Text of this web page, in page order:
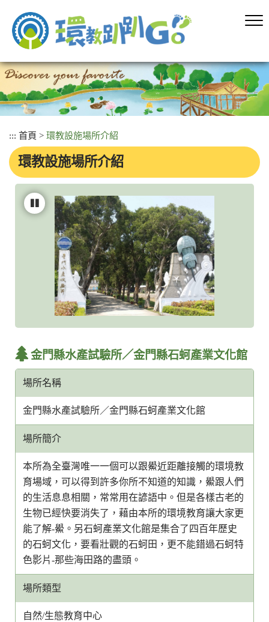
容
塊
::: 首頁 > 環教設施場所介紹
環教設施場所介紹
金門縣水產試驗所／金門縣石蚵產業文化館
場所名稱
金門縣水產試驗所／金門縣石蚵產業文化館
場所簡介
本所為全臺灣唯一一個可以跟鱟近距離接觸的環境教
育場域，可以得到許多你所不知道的知識，鱟跟人們
的生活息息相關，常常用在諺語中。但是各樣古老的
生物已經快要消失了，藉由本所的環境教育讓大家更
能了解-鱟。另石蚵產業文化館是集合了四百年歷史
的石蚵文化，要看壯觀的石蚵田，更不能錯過石蚵特
色影片-那些海田路的盡頭。
場所類型
自然/生態教育中心